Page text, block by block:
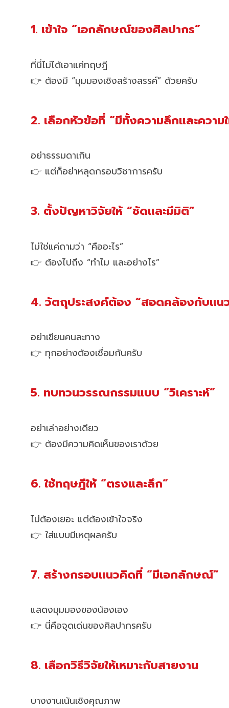
1. เข้าใจ “เอกลักษณ์ของศิลปากร”
ที่นี่ไม่ได้เอาแค่ทฤษฎี
👉 ต้องมี “มุมมองเชิงสร้างสรรค์” ด้วยครับ
2. เลือกหัวข้อที่ “มีทั้งความลึกและความ
อย่าธรรมดาเกิน
👉 แต่ก็อย่าหลุดกรอบวิชาการครับ
3. ตั้งปัญหาวิจัยให้ “ชัดและมีมิติ”
ไม่ใช่แค่ถามว่า “คืออะไร”
👉 ต้องไปถึง “ทำไม และอย่างไร”
4. วัตถุประสงค์ต้อง “สอดคล้องกับแน
อย่าเขียนคนละทาง
👉 ทุกอย่างต้องเชื่อมกันครับ
5. ทบทวนวรรณกรรมแบบ “วิเคราะห์”
อย่าเล่าอย่างเดียว
👉 ต้องมีความคิดเห็นของเราด้วย
6. ใช้ทฤษฎีให้ “ตรงและลึก”
ไม่ต้องเยอะ แต่ต้องเข้าใจจริง
👉 ใส่แบบมีเหตุผลครับ
7. สร้างกรอบแนวคิดที่ “มีเอกลักษณ์”
แสดงมุมมองของน้องเอง
👉 นี่คือจุดเด่นของศิลปากรครับ
8. เลือกวิธีวิจัยให้เหมาะกับสายงาน
บางงานเน้นเชิงคุณภาพ